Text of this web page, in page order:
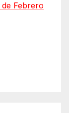
Febrero